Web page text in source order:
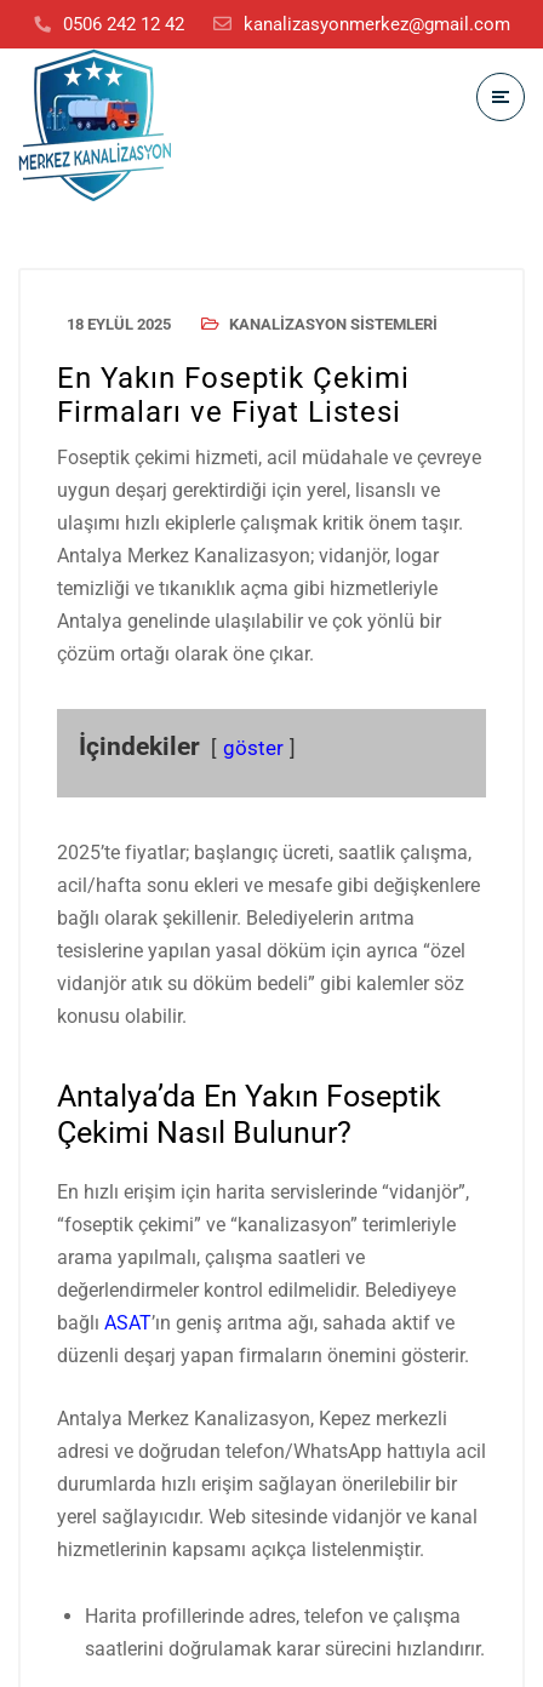
0506 242 12 42 kanalizasyonmerkez@gmail.com
18 EYLÜL 2025 KANALIZASYON SISTEMLERI
En Yakın Foseptik Çekimi
Firmaları ve Fiyat Listesi
Foseptik çekimi hizmeti, acil müdahale ve çevreye
uygun deşarj gerektirdiği için yerel, lisanslı ve
ulaşımı hızlı ekiplerle çalışmak kritik önem taşır.
Antalya Merkez Kanalizasyon; vidanjör, logar
temizliği ve tıkanıklık açma gibi hizmetleriyle
Antalya genelinde ulaşılabilir ve çok yönlü bir
çözüm ortağı olarak öne çıkar.
İçindekiler göster
2025’te fiyatlar; başlangıç ücreti, saatlik çalışma,
acil/hafta sonu ekleri ve mesafe gibi değişkenlere
bağlı olarak şekillenir. Belediyelerin arıtma
tesislerine yapılan yasal döküm için ayrıca “özel
vidanjör atık su döküm bedeli” gibi kalemler söz
konusu olabilir.
Antalya’da En Yakın Foseptik
Çekimi Nasıl Bulunur?
En hızlı erişim için harita servislerinde “vidanjör”,
“foseptik çekimi” ve “kanalizasyon” terimleriyle
arama yapılmalı, çalışma saatleri ve
değerlendirmeler kontrol edilmelidir. Belediyeye
bağlı ASAT’ın geniş arıtma ağı, sahada aktif ve
düzenli deşarj yapan firmaların önemini gösterir.
Antalya Merkez Kanalizasyon, Kepez merkezli
adresi ve doğrudan telefon/WhatsApp hattıyla acil
durumlarda hızlı erişim sağlayan önerilebilir bir
yerel sağlayıcıdır. Web sitesinde vidanjör ve kanal
hizmetlerinin kapsamı açıkça listelenmiştir.
Harita profillerinde adres, telefon ve çalışma
saatlerini doğrulamak karar sürecini hızlandırır.